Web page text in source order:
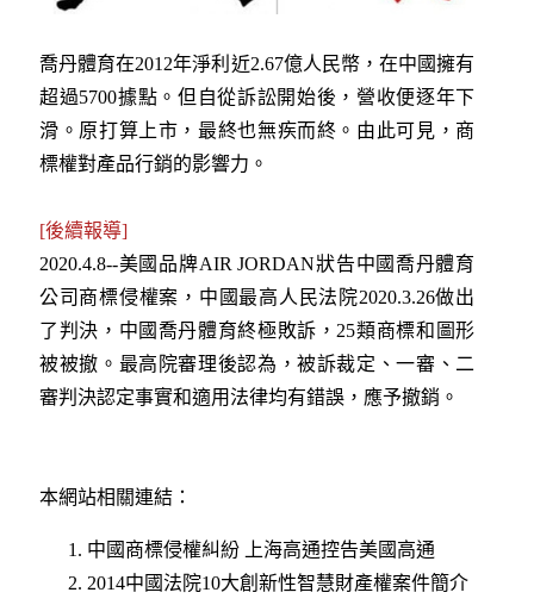
喬丹體育在2012年淨利近2.67億人民幣，在中國擁有
超過5700據點。但自從訴訟開始後，營收便逐年下
滑。原打算上市，最終也無疾而終。由此可見，商
標權對產品行銷的影響力。
[後續報導]
2020.4.8--美國品牌AIR JORDAN狀告中國喬丹體育
公司商標侵權案，中國最高人民法院2020.3.26做出
了判決，中國喬丹體育終極敗訴，25類商標和圖形
被被撤。最高院審理後認為，被訴裁定、一審、二
審判決認定事實和適用法律均有錯誤，應予撤銷。
本網站相關連結：
中國商標侵權糾紛 上海高通控告美國高通
2014中國法院10大創新性智慧財產權案件簡介